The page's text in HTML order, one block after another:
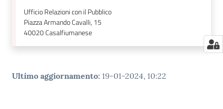
Ufficio Relazioni con il Pubblico
Piazza Armando Cavalli, 15
40020Casalfiumanese
Ultimo aggiornamento: 19-01-2024, 10:22